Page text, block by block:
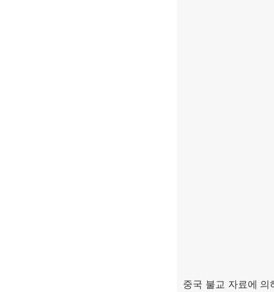
중국 불교 자료에